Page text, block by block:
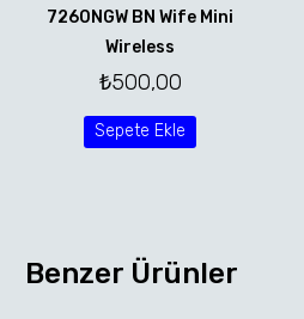
7260NGW BN Wife Mini
Wireless
₺500,00
Sepete Ekle
Benzer Ürünler